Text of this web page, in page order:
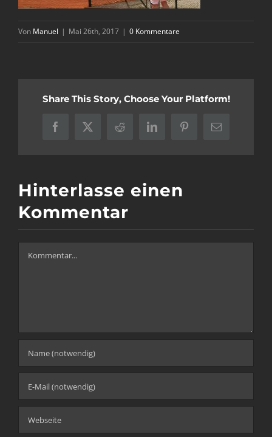
Von Manuel | Mai 26th, 2017 | 0 Kommentare
Share This Story, Choose Your Platform!
Facebook
X Reddit LinkedInPinterest
E-
Hinterlasse einen
Kommentar
Kommentar